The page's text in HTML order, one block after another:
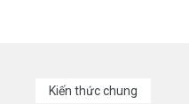
Kiến thức chung